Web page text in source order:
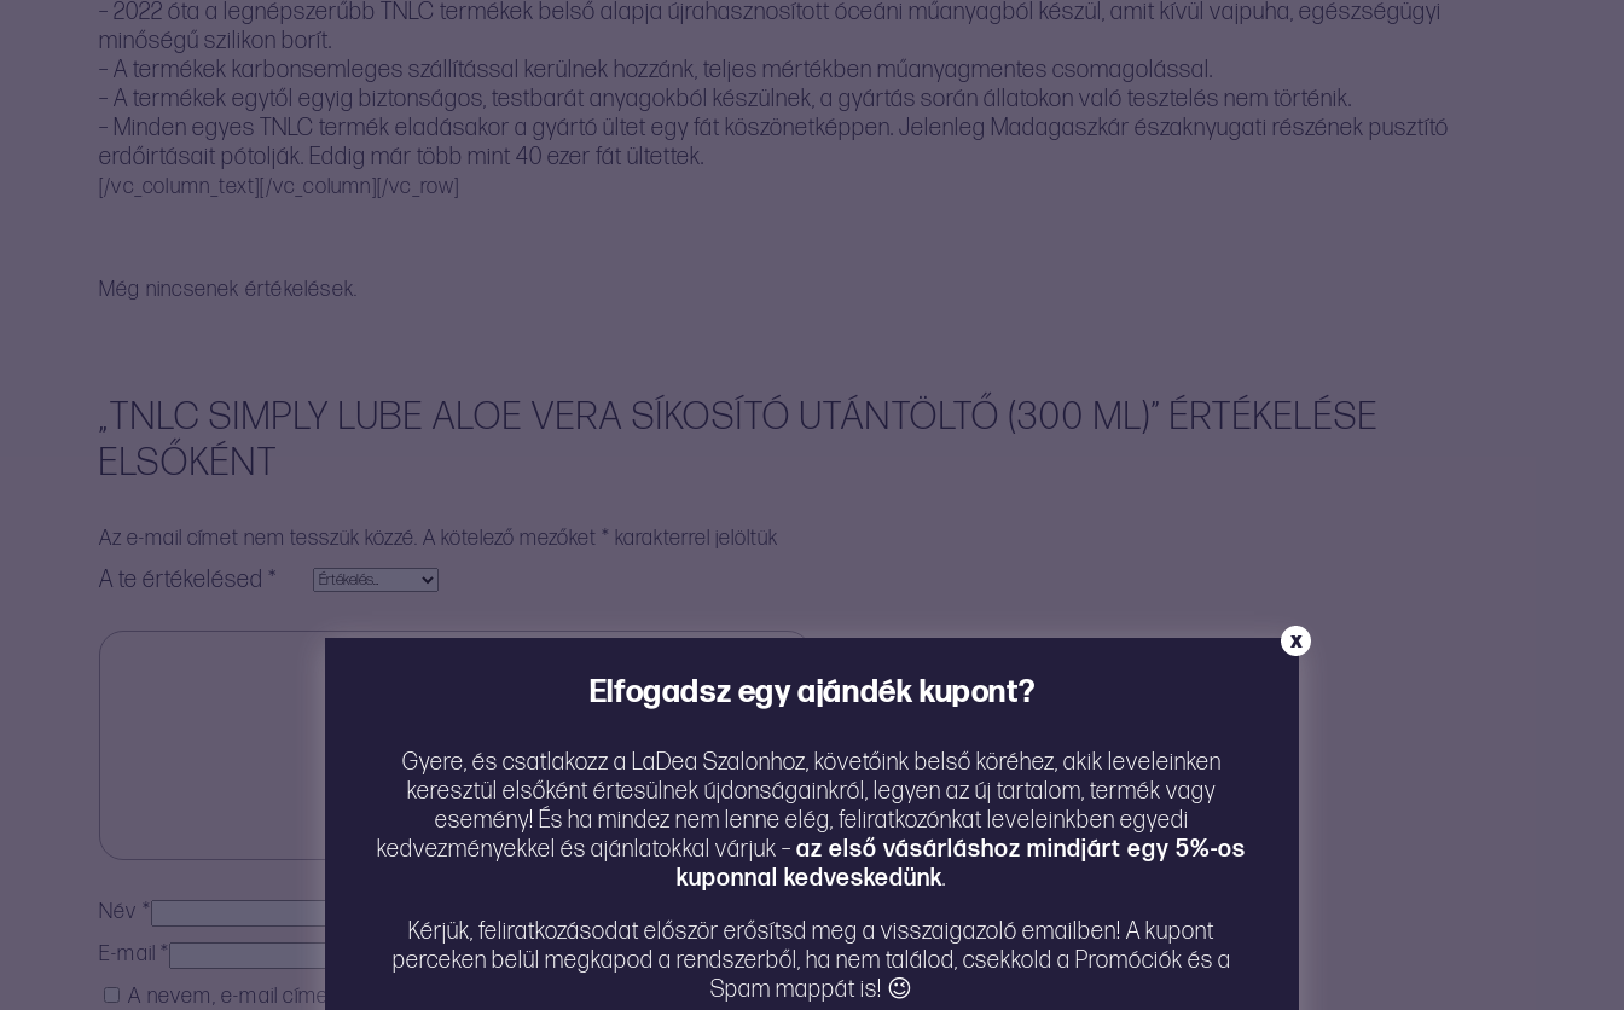
– 2022 óta a legnépszerűbb TNLC termékek belső alapja újrahasznosított óceáni műanyagból készül, amit kívül vajpuha, egészségügyi
minőségű szilikon borít.
– A termékek karbonsemleges szállítással kerülnek hozzánk, teljes mértékben műanyagmentes csomagolással.
– A termékek egytől egyig biztonságos, testbarát anyagokból készülnek, a gyártás során állatokon való tesztelés nem történik.
– Minden egyes TNLC termék eladásakor a gyártó ültet egy fát köszönetképpen. Jelenleg Madagaszkár északnyugati részének pusztító
erdőirtásait pótolják. Eddig már több mint 40 ezer fát ültettek.
[/vc_column_text][/vc_column][/vc_row]
Még nincsenek értékelések.
„TNLC SIMPLY LUBE ALOE VERA SÍKOSÍTÓ UTÁNTÖLTŐ (300 ML)” ÉRTÉKELÉSE
ELSŐKÉNT
Az e-mail címet nem tesszük közzé. A kötelező mezőket* karakterrel jelöltük
A te értékelésed *
Név *
E-mail*
A nevem, e-mail címem, és weboldalcímem mentése a böngészőben a következő hozzászólásomhoz.
X
Elfogadsz egy ajándék kupont?
Gyere, és csatlakozz a LaDea Szalonhoz, követőink belső köréhez, akik leveleinken
keresztül elsőként értesülnek újdonságainkról, legyen az új tartalom, termék vagy
esemény! És ha mindez nem lenne elég, feliratkozónkat leveleinkben egyedi
kedvezményekkel és ajánlatokkal várjuk –az első vásárláshoz mindjárt egy 5%-os
kuponnal kedveskedünk.
Kérjük, feliratkozásodat először erősítsd meg a visszaigazoló emailben! A kupont
perceken belül megkapod a rendszerből, ha nem találod, csekkold a Promóciók és a
Spam mappát is! 😉